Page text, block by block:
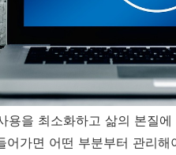
용을 최소화하고 삶의 본질
어가면 어떤 부분부터 관리